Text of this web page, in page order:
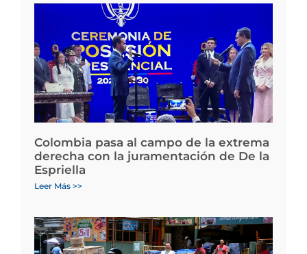
Colombia pasa al campo de la extrema
derecha con la juramentación de De la
Espriella
Leer Más >>